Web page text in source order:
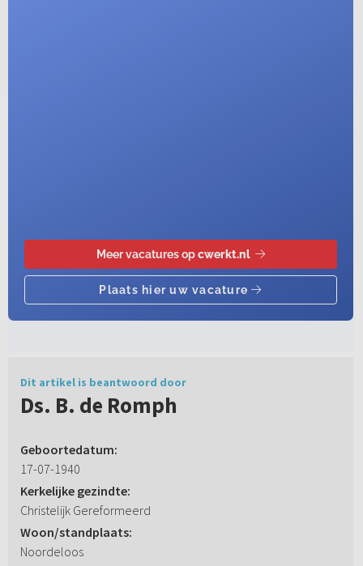
Dit artikel is beantwoord door
Ds. B. de Romph
Geboortedatum:
17-07-1940
Kerkelijke gezindte:
Christelijk Gereformeerd
Woon/standplaats:
Noordeloos